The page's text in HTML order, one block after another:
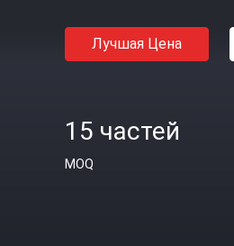
Лучшая Цена
15 частей
MOQ